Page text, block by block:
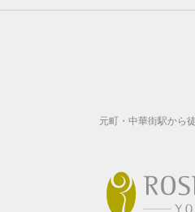
元町・中華街駅から